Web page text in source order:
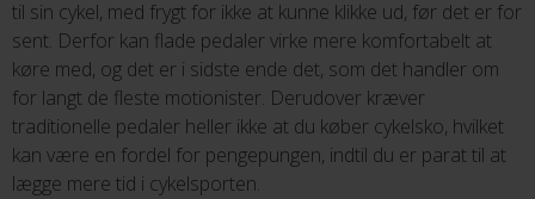
til sin cykel, med frygt for ikke at kunne klikke ud, før det er for
sent. Derfor kan flade pedaler virke mere komfortabelt at
køre med, og det er i sidste ende det, som det handler om
for langt de fleste motionister. Derudover kræver
traditionelle pedaler heller ikke at du køber cykelsko, hvilket
kan være en fordel for pengepungen, indtil du er parat til at
lægge mere tid i cykelsporten.